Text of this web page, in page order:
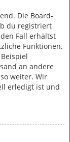
Die Board-
du registriert
Fall erhältst
Funktionen,
an andere
weiter. Wir
erledigt ist und